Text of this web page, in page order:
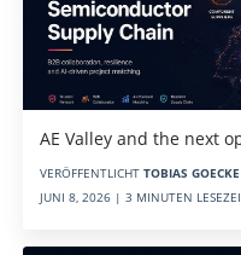
AE Valley and the next
VERÖFFENTLICHT TOBIAS
JUNI 8, 2026 | 3 MINUTEN